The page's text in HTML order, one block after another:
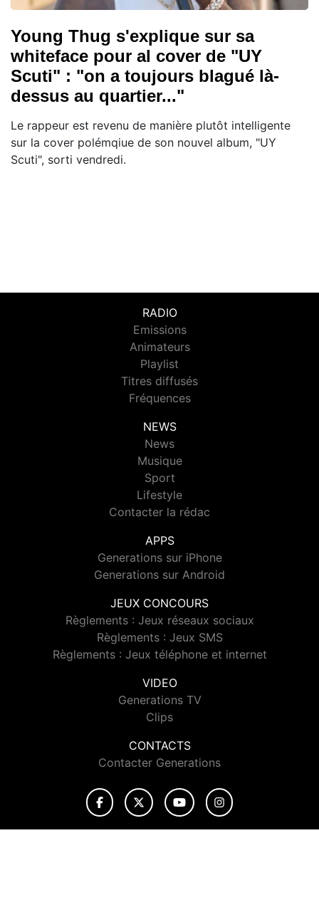
Young Thug s'explique sur sa
whiteface pour al cover de "UY
Scuti" : "on a toujours blagué là-
dessus au quartier..."
Le rappeur est revenu de manière plutôt intelligente
sur la cover polémqiue de son nouvel album, "UY
Scuti", sorti vendredi.
RADIO
Emissions
Animateurs
Playlist
Titres diffusés
Fréquences
NEWS
News
Musique
Sport
Lifestyle
Contacter la rédac
APPS
Generations sur iPhone
Generations sur Android
JEUX CONCOURS
Règlements : Jeux réseaux sociaux
Règlements : Jeux SMS
Règlements : Jeux téléphone et internet
VIDEO
Generations TV
Clips
CONTACTS
Contacter Generations